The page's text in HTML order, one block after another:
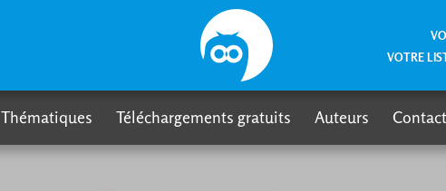
VOTRE
Thématiques Téléchargements gratuits Auteurs